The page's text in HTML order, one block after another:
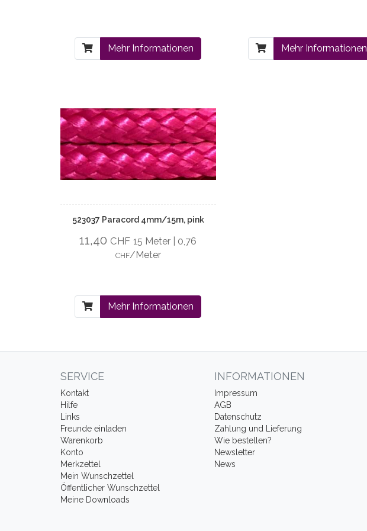
Mehr Informationen Mehr Informationen
523037 Paracord 4mm/15m, pink
11,40 CHF 15 Meter | 0,76
CHF/Meter
Mehr Informationen
SERVICE
Kontakt
Hilfe
Links
Freunde einladen
Warenkorb
Konto
Merkzettel
Mein Wunschzettel
Öffentlicher Wunschzettel
Meine Downloads
INFORMATIONEN
Impressum
AGB
Datenschutz
Zahlung und Lieferung
Wie bestellen?
Newsletter
News